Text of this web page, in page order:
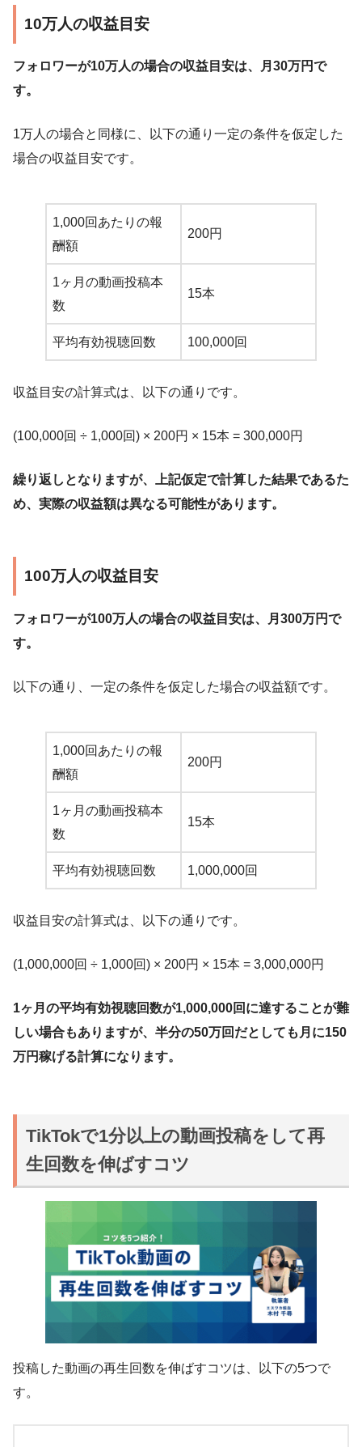
10万人の収益目安
フォロワーが10万人の場合の収益目安は、月30万円で
す。
1万人の場合と同様に、以下の通り一定の条件を仮定した
場合の収益目安です。
1,000回あたりの報
酬額
200円
1ヶ月の動画投稿本
数
15本
平均有効視聴回数 100,000回
収益目安の計算式は、以下の通りです。
(100,000回 ÷ 1,000回) × 200円 × 15本 = 300,000円
繰り返しとなりますが、上記仮定で計算した結果であるた
め、実際の収益額は異なる可能性があります。
100万人の収益目安
フォロワーが100万人の場合の収益目安は、月300万円で
す。
以下の通り、一定の条件を仮定した場合の収益額です。
1,000回あたりの報
酬額
200円
1ヶ月の動画投稿本
数
15本
平均有効視聴回数 1,000,000回
収益目安の計算式は、以下の通りです。
(1,000,000回 ÷ 1,000回) × 200円 × 15本 = 3,000,000円
1ヶ月の平均有効視聴回数が1,000,000回に達することが難
しい場合もありますが、半分の50万回だとしても月に150
万円稼げる計算になります。
TikTokで1分以上の動画投稿をして再
生回数を伸ばすコツ
投稿した動画の再生回数を伸ばすコツは、以下の5つで
す。